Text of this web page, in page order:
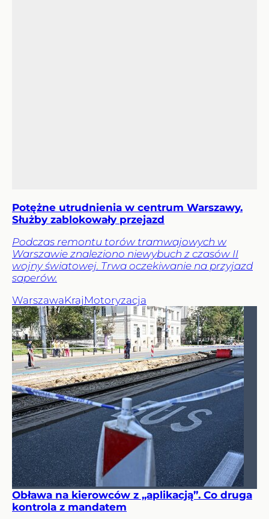
Potężne utrudnienia w centrum Warszawy.
Służby zablokowały przejazd
Podczas remontu torów tramwajowych w
Warszawie znaleziono niewybuch z czasów II
wojny światowej. Trwa oczekiwanie na przyjazd
saperów.
WarszawaKraj Motoryzacja
Obława na kierowców z „aplikacją”. Co druga
kontrola z mandatem